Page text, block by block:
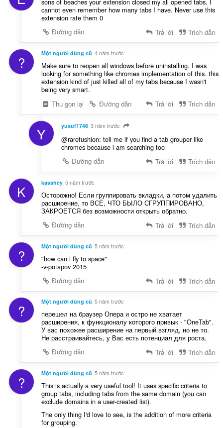
sons of beaches your extension closed my all opened tabs. I
cannot even remember how many tabs I have. Never use this
extension rate them 0
Đường dẫn
Trả lời Trích dẫn
? Một người dùng cũ 4 năm trước
Make sure to reopen all windows before uninstalling. I was
looking for something like chromes implementation of this. this
extension kind of just killed all of my tabs because I wasn't
being very smart.
Thu gọn lại
Đường dẫn Trả lời Trích dẫn
Y yusuf1746 3 năm trước
@rarefushion: tell me if you find a tab grouper like
chromes because i am searching too
Đường dẫn
Trả lời Trích dẫn
K kasshey 5 năm trước
Осторожно! Если группировать вкладки, а потом удалить
расширение, то ВСЁ, ЧТО БЫЛО СГРУППИРОВАНО,
ЗАКРОЕТСЯ без возможности открыть обратно.
Đường dẫn
Trả lời Trích dẫn
? Một người dùng cũ 5 năm trước
"how can i fly to space"
-v-potapov 2015
Đường dẫn
Trả lời Trích dẫn
? Một người dùng cũ 5 năm trước
перешел на браузер Опера и остро не хватает
расширения, к функционалу которого привык - "OneTab".
У вас похожее расширение на первый взгляд, но не то.
Не расстраивайтесь, у Вас есть потенциал для роста.
Đường dẫn
Trả lời Trích dẫn
? Một người dùng cũ 5 năm trước
This is actually a very useful tool! It uses specific criteria to
group tabs, including tabs from the same domain (you can
exclude domains in a user-created list).
The only thing I'd love to see, is the addition of more criteria
for grouping.